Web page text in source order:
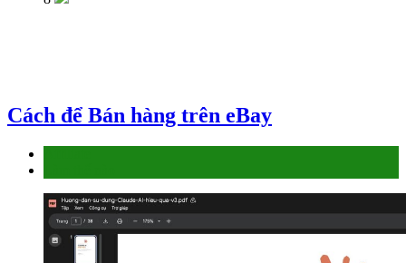
Cách để Bán hàng trên eBay